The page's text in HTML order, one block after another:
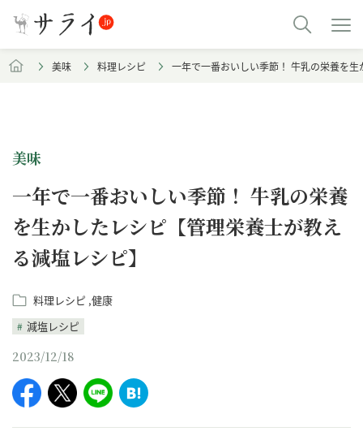
美味 料理レシピ 一年で一番おいしい季節！ 牛乳の栄養を
美味
一年で一番おいしい季節！ 牛乳の栄養
を生かしたレシピ【管理栄養士が教え
る減塩レシピ】
料理レシピ 健康
減塩レシピ
2023/12/18